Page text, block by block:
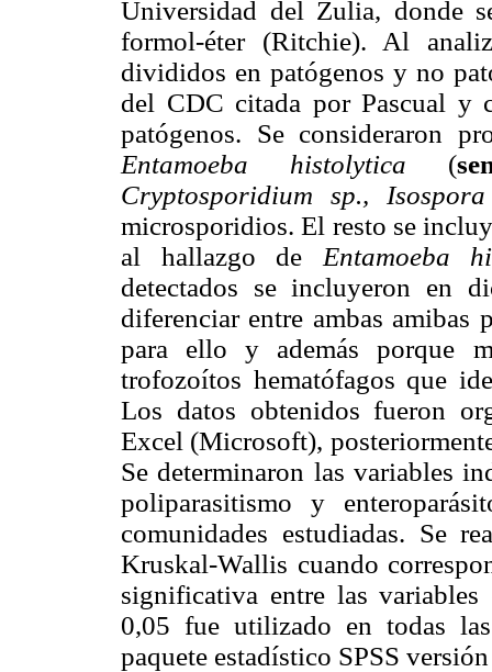
Universidad del Zulia, donde
formol-éter (Ritchie). Al
divididos en patógenos y no
del CDC citada por Pascual y
patógenos. Se consideraron
Entamoeba histolytica (
Cryptosporidium sp.,
microsporidios. El resto se
al hallazgo de Entamoeba
detectados se incluyeron en
diferenciar entre ambas amibas
para ello y además porque
trofozoítos hematófagos que
Los datos obtenidos fueron
Excel (Microsoft),
Se determinaron las variables
poliparasitismo y
comunidades estudiadas. Se
Kruskal-Wallis cuando
significativa entre las
0,05 fue utilizado en todas
paquete estadístico SPSS